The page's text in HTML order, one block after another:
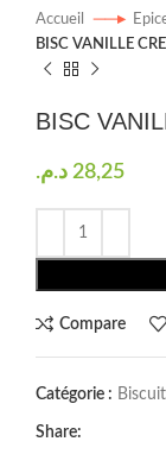
Accueil
BISC VANILLE
BISC
28,25 د.م.
Compare
Catégorie :
Share: